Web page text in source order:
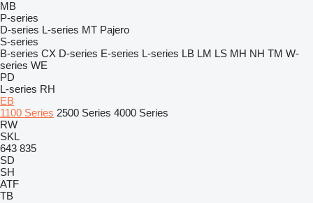
MB
P-series
D-series L-series MT Pajero
S-series
B-series CX D-series E-series L-series LB LM LS MH NH TM W-
series WE
PD
L-series RH
EB
1100 Series 2500 Series 4000 Series
RW
SKL
643 835
SD
SH
ATF
TB